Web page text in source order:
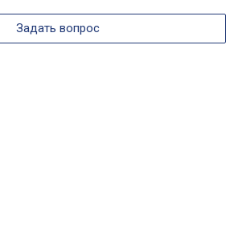
Задать вопрос